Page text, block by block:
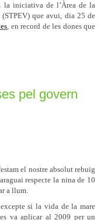
la iniciativa de l’Àrea de la
(STPEV) que avui, dia 25 de
, en record de les dones que
pel govern
el nostre absolut rebuig
respecte la nina de 10
a llum.
si la vida de la mare
va aplicar al 2009 per un